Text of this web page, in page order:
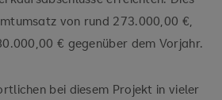
von rund 273.000,00 €,
€ gegenüber dem Vorjahr.
bei diesem Projekt in vieler